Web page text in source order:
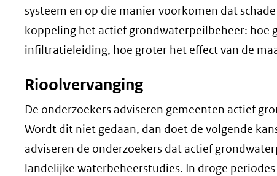
systeem en op die manier voorkomen dat
koppeling het actief grondwaterpeilbeheer:
infiltratieleiding, hoe groter het effect van de
Rioolvervanging
De onderzoekers adviseren gemeenten actief
Wordt dit niet gedaan, dan doet de volgende
adviseren de onderzoekers dat actief
landelijke waterbeheerstudies. In droge